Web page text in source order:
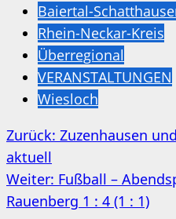
Baiertal-
Rhein-Neckar-Kreis
Überregional
VERANSTALTUNGEN
Wiesloch
Zurück: Zuzenhausen
aktuell
Weiter: Fußball –
Rauenberg 1 : 4 (1 : 1)